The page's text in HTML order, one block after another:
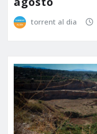
torrent al dia